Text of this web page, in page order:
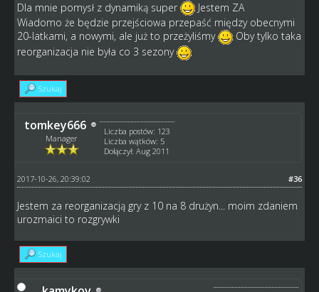
Dla mnie pomysł z dynamiką super
Jestem ZA
Wiadomo że będzie przejściowa przepaść między obecnymi
20-latkami, a nowymi, ale już to przeżyliśmy
Oby tylko taka
reorganizacja nie była co 3 sezony
Szukaj
tomkey666
Manager
Liczba postów: 123
Liczba wątków: 5
Dołączył: Aug 2011
#36
2017-10-26, 20:39:02
Jestem za reorganizacją gry z 10 na 8 drużyn... moim zdaniem
urozmaici to rozgrywki
Szukaj